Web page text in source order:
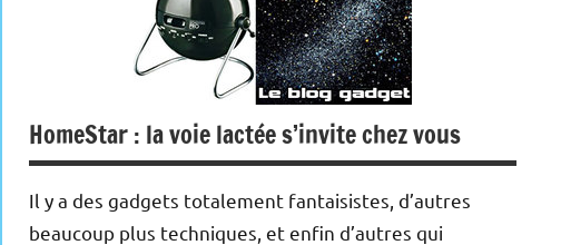
HomeStar : la voie lactée s’invite chez vous
Il y a des gadgets totalement fantaisistes, d’autres
beaucoup plus techniques, et enfin d’autres qui